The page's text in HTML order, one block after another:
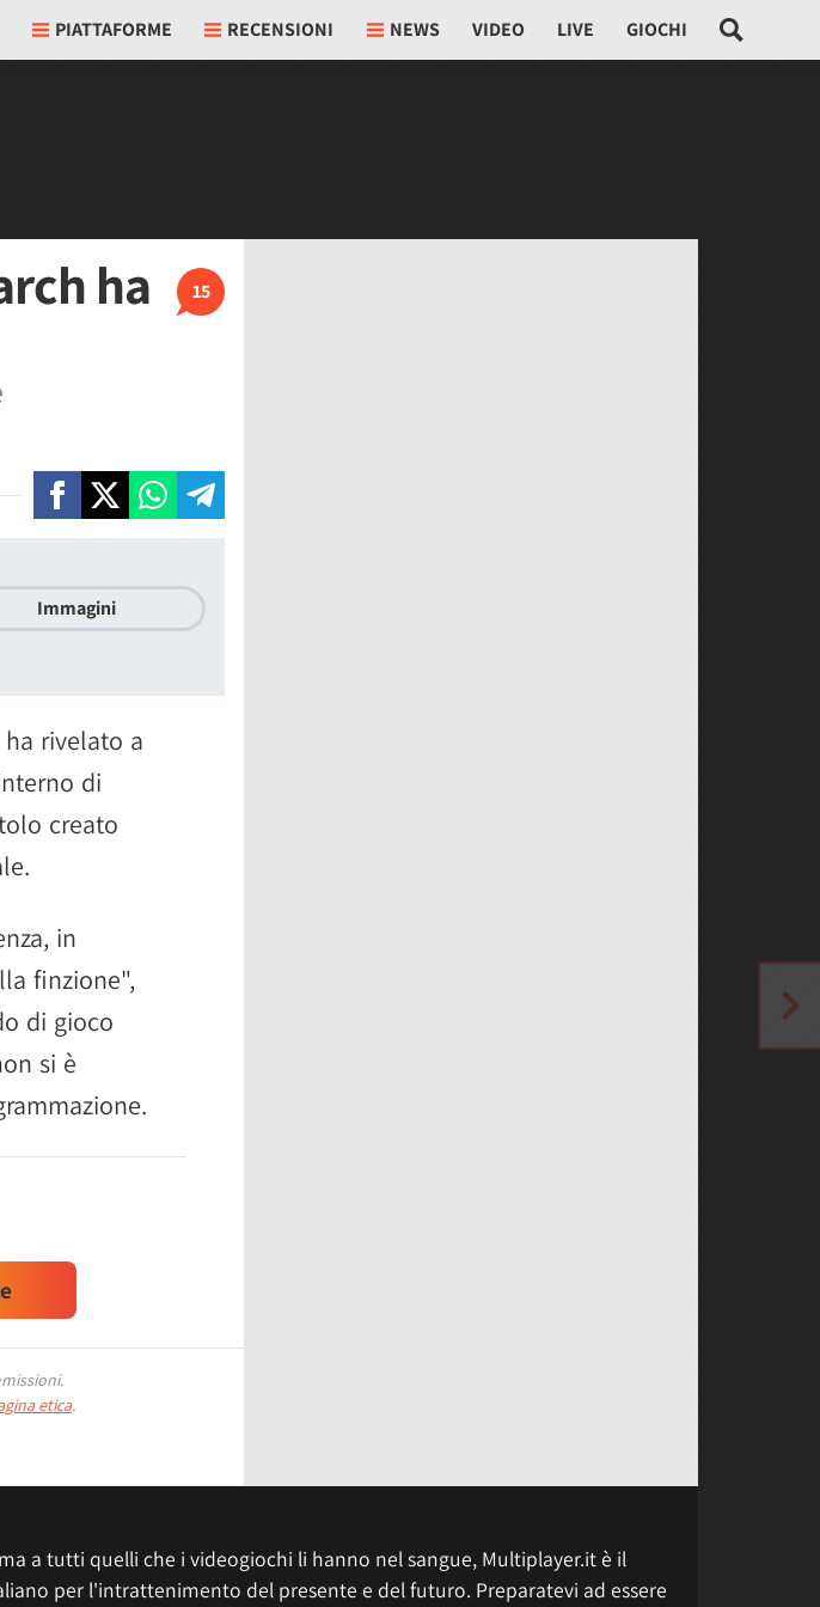
PIATTAFORME RECENSIONI NEWS VIDEO LIVE GIOCHI
15
ha
Immagini
rivelato a
di
creato
in
finzione",
di gioco
si è
etica.
a tutti quelli che i videogiochi li hanno nel sangue, Multiplayer.it è il
per l'intrattenimento del presente e del futuro. Preparatevi ad essere